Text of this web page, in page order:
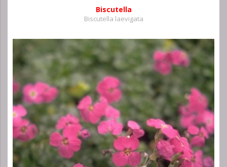
Biscutella
Biscutella laevigata